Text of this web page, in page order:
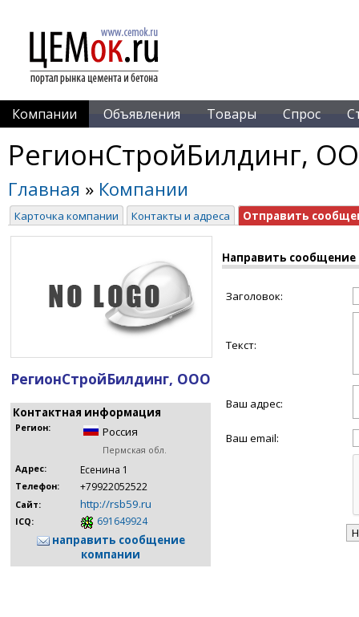
Компании Объявления Товары Спрос
РегионСтройБилдинг,
Главная » Компании
Карточка компании Контакты и адреса Отправить
РегионСтройБилдинг, ООО
Контактная информация
Регион: Россия
Пермская обл.
Адрес:
Есенина 1
Телефон: +79922052522
Сайт: http://rsb59.ru
ICQ: 691649924
направить сообщение
компании
Направить
Заголовок:
Текст:
Ваш адрес:
Ваш email: